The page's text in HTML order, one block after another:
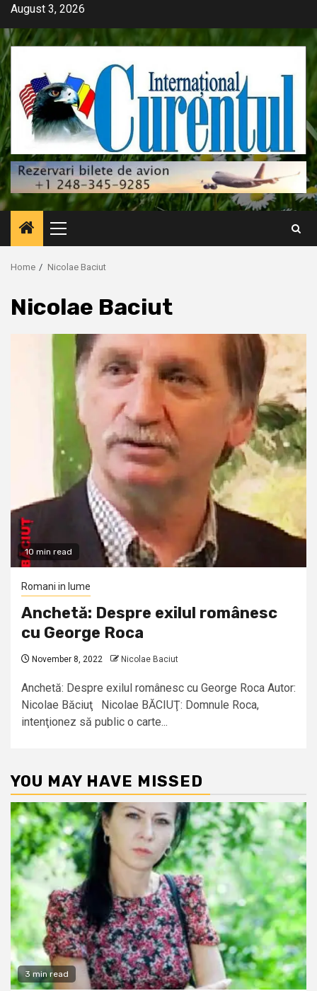
Skip
content
August 3, 2026
Primary
Menu
Home Nicolae Baciut
Nicolae Baciut
10 min read
Romani in lume
Anchetă: Despre exilul românesc
cu George Roca
November 8, 2022 Nicolae Baciut
Anchetă: Despre exilul românesc cu George Roca Autor:
Nicolae Băciuţ Nicolae BĂCIUŢ: Domnule Roca,
intenţionez să public o carte...
YOU MAY HAVE MISSED
3 min read